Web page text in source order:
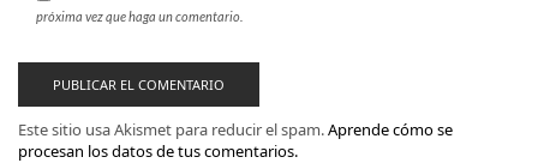
próxima vez que haga un comentario.
Este sitio usa Akismet para reducir el spam.Aprende cómo se
procesan los datos de tus comentarios.